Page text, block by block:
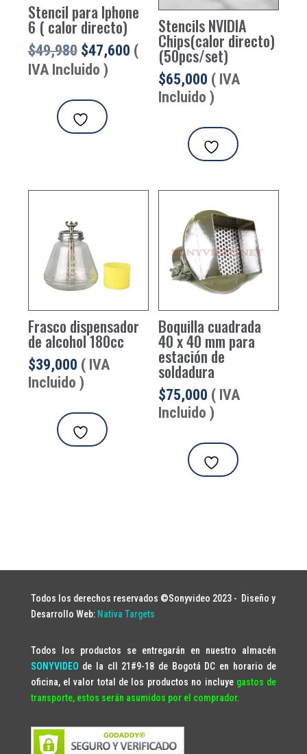
Stencil para Iphone
6 ( calor directo)
$49,980 El
precio
era:
$49,980.
$47,600El
precio
actual
(
IVA Incluido )
Stencils NVIDIA
Chips(calor directo)
(50pcs/set)
$65,000 ( IVA
Incluido )
Frasco dispensador
de alcohol 180cc
$39,000 ( IVA
Incluido )
Boquilla cuadrada
40 x 40 mm para
estación de
soldadura
$75,000 ( IVA
Incluido )
Todos los derechos reservados ©Sonyvideo 2023 - Diseño y
Desarrollo Web: Nativa Targets
Todos los productos se entregarán en nuestro almacén
SONYVIDEO de la cll 21#9-18 de Bogotá DC en horario de
oficina, el valor total de los productos no incluye gastos de
transporte, estos serán asumidos por el comprador.